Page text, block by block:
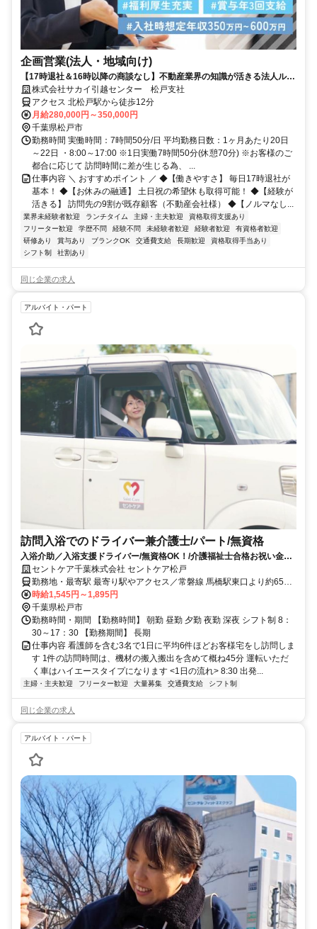
企画営業(法人・地域向け)
【17時退社＆16時以降の商談なし】不動産業界の知識が活きる法人ルー
ト営業◎子育てと両立しながら長く働ける環境です！
株式会社サカイ引越センター 松戸支社
アクセス 北松戸駅から徒歩12分
月給280,000円～350,000円
千葉県松戸市
勤務時間 実働時間：7時間50分/日 平均勤務日数：1ヶ月あたり20日
～22日 ・8:00～17:00 ※1日実働7時間50分(休憩70分) ※お客様のご
都合に応じて 訪問時間に差が生じる為、 ...
仕事内容 ＼ おすすめポイント ／ ◆【働きやすさ】 毎日17時退社が
基本！ ◆【お休みの融通】 土日祝の希望休も取得可能！ ◆【経験が
活きる】 訪問先の9割が既存顧客（不動産会社様） ◆【ノルマなし...
業界未経験者歓迎 ランチタイム 主婦・主夫歓迎
資格取得支援あり
フリーター歓迎
学歴不問 経験不問 未経験者歓迎 経験者歓迎
有資格者歓迎
研修あり
賞与あり ブランクOK 交通費支給 長期歓迎
資格取得手当あり
シフト制
社割あり
同じ企業の求人
アルバイト・パート
訪問入浴でのドライバー兼介護士/パート/無資格
入浴介助／入浴支援ドライバー/無資格OK！/介護福祉士合格お祝い金あ
り☆資格取得をサポートします！
セントケア千葉株式会社 セントケア松戸
勤務地・最寄駅 最寄り駅やアクセス／常磐線 馬橋駅東口より約650m
徒歩8分
時給1,545円～1,895円
千葉県松戸市
勤務時間・期間 【勤務時間】 朝勤 昼勤 夕勤 夜勤 深夜 シフト制 8：
30～17：30 【勤務期間】 長期
仕事内容 看護師を含む3名で1日に平均6件ほどお客様宅をし訪問しま
す 1件の訪問時間は、機材の搬入搬出を含めて概ね45分 運転いただ
く車はハイエースタイプになります <1日の流れ> 8:30 出発...
主婦・主夫歓迎 フリーター歓迎 大量募集 交通費支給 シフト制
同じ企業の求人
アルバイト・パート